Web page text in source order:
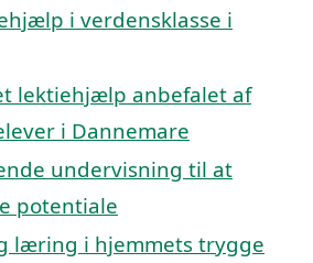
i verdensklasse i
lektiehjælp anbefalet af
i Dannemare
undervisning til at
potentiale
læring i hjemmets trygge